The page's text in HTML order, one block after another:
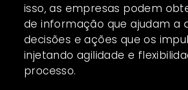
isso, as empresas podem
de informação que ajudam a
decisões e ações que os
injetando agilidade e
processo.